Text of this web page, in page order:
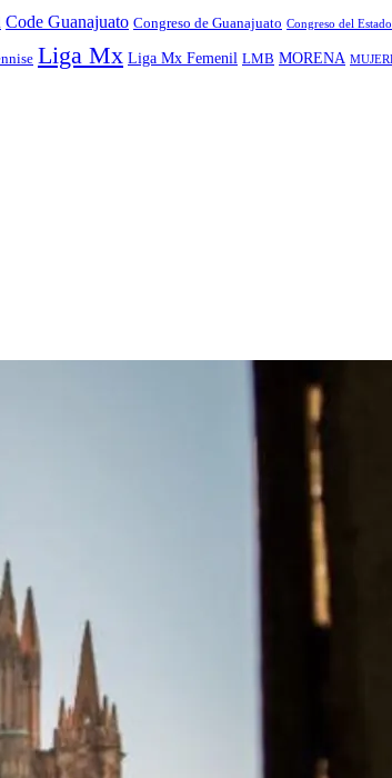
Code Guanajuato Congreso de Guanajuato Congreso del Estado
Liga Mx Liga Mx Femenil LMB MORENA